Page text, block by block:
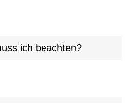
ich beachten?